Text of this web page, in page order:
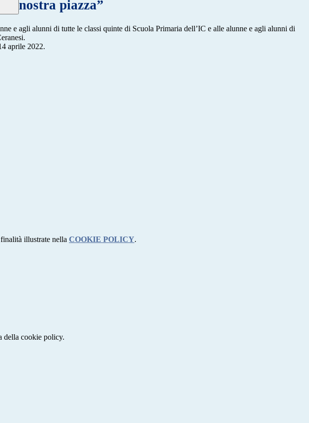
nostra piazza”
e agli alunni di tutte le classi quinte di Scuola Primaria dell’IC e alle alunne e agli alunni di
aprile 2022.
illustrate nella COOKIE POLICY.
della cookie policy.